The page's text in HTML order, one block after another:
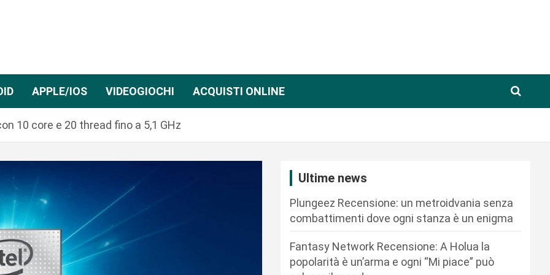
APPLE/IOS VIDEOGIOCHI ACQUISTI ONLINE
10 core e 20 thread fino a 5,1 GHz
Ultime news
Plungeez Recensione: un metroidvania senza
combattimenti dove ogni stanza è un enigma
Fantasy Network Recensione: A Holua la
popolarità è un’arma e ogni “Mi piace” può